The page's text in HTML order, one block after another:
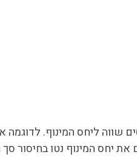
שווה ליחס המינוף.
יחס המינוף נטו בחיסור סך